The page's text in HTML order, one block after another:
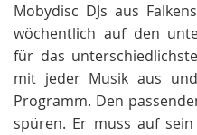
Mobydisc DJs aus
wöchentlich auf den
für das
mit jeder Musik aus
Programm. Den
spüren. Er muss auf